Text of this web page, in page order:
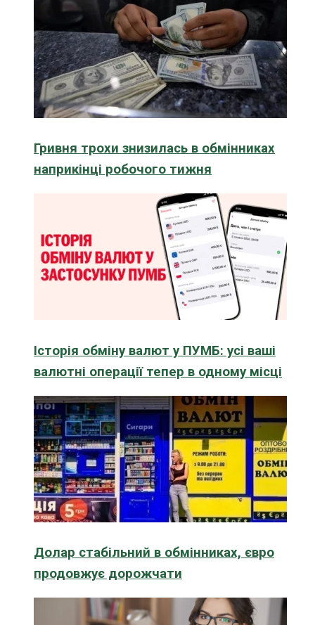
Гривня трохи знизилась в обмінниках
наприкінці робочого тижня
Історія обміну валют у ПУМБ: усі ваші
валютні операції тепер в одному місці
Долар стабільний в обмінниках, євро
продовжує дорожчати